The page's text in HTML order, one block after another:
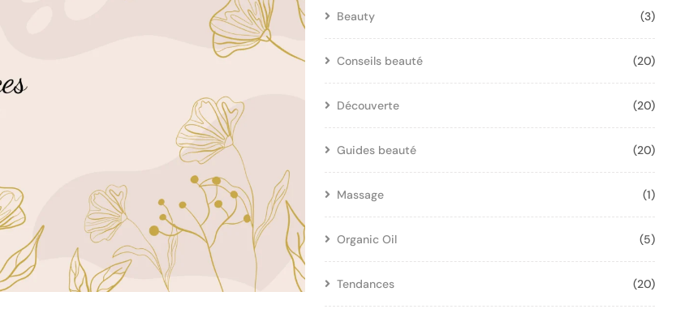
Beauty (3)
Conseils beauté (20)
Découverte (20)
Guides beauté (20)
Massage (1)
Organic Oil (5)
Tendances (20)